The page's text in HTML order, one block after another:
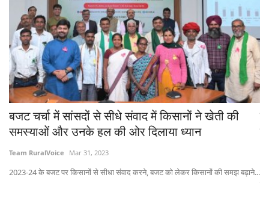
बजट चर्चा में सांसदों से सीधे संवाद में किसानों ने खेती की
समस्याओं और उनके हल की ओर दिलाया ध्यान
Team RuralVoice Mar 31, 2023
2023-24 के बजट पर किसानों से सीधा संवाद करने, बजट को लेकर किसानों की समझ बढ़ाने...